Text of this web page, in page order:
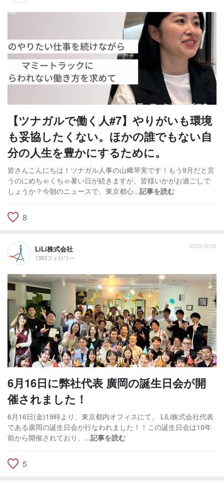
【ツナガルで働く人#7】やりがいも環境
も妥協したくない。ほかの誰でもない自
分の人生を豊かにするために。
皆さんこんにちは！ツナガル人事の山﨑琴実です！もう9月だと言
うのにめちゃくちゃ暑い日が続きますが、皆様いかがお過ごしで
しょうか？今朝のニュースで、東京都心...記事を読む
8
LiLi株式会社
1383フォロワー
2023/06/26
6月16日に弊社代表 廣岡の誕生日会が開
催されました！
6月16日(金)19時より、東京都内オフィスにて、 LiLi株式会社代表
である廣岡の誕生日会が行なわれました！！この誕生日会は10年
前から開催されており、...記事を読む
5